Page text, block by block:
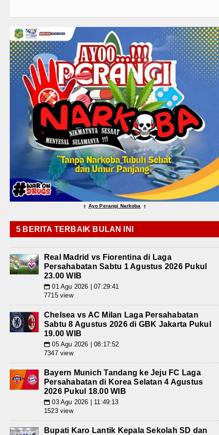
⇑ Ayo Perangi Narkoba ⇑
5 BERITA TERBAIK BULAN INI
Real Madrid vs Fiorentina di Laga
Persahabatan Sabtu 1 Agustus 2026 Pukul
23.00 WIB
📅 01 Agu 2026 | 07:29:41
7715 view
Chelsea vs AC Milan Laga Persahabatan
Sabtu 8 Agustus 2026 di GBK Jakarta Pukul
19.00 WIB
📅 05 Agu 2026 | 08:17:52
7347 view
Bayern Munich Tandang ke Jeju FC Laga
Persahabatan di Korea Selatan 4 Agustus
2026 Pukul 18.00 WIB
📅 03 Agu 2026 | 11:49:13
1523 view
Bupati Karo Lantik Kepala Sekolah SD dan